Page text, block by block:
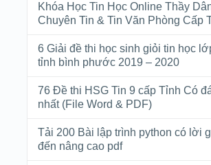
Khóa Học Tin Học Online Thầy
Chuyên Tin & Tin Văn Phòng Cấp
6 Giải đề thi học sinh giỏi tin học
tỉnh bình phước 2019 – 2020
76 Đề thi HSG Tin 9 cấp Tỉnh Có
nhất (File Word & PDF)
Tải 200 Bài lập trình python có lời
đến nâng cao pdf